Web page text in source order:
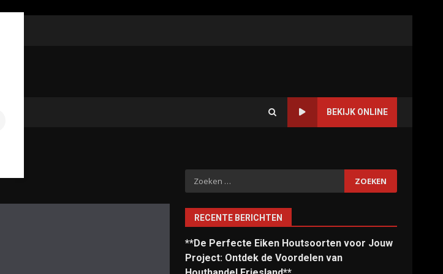
BEKIJK ONLINE
Zoeken
naar:
RECENTE BERICHTEN
**De Perfecte Eiken Houtsoorten voor Jouw
Project: Ontdek de Voordelen van